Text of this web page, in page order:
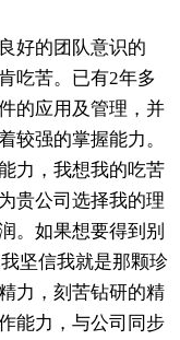
好的团队意识的
吃苦。已有2年多
的应用及管理，并
较强的掌握能力。
力，我想我的吃苦
贵公司选择我的理
。如果想要得到别
坚信我就是那颗珍
力，刻苦钻研的精
能力，与公司同步